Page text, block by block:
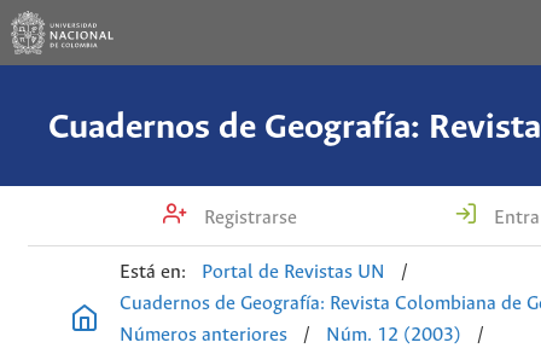
Registrarse
Está en: Portal de Revistas UN
/
Cuadernos de Geografía: Revista Colombiana de
Números anteriores
/ Núm. 12 (2003)
/